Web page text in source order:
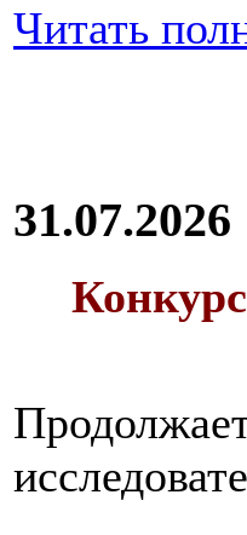
Читать
31.07.2026